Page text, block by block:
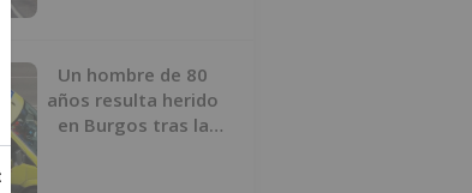
Un hombre de 80
años resulta herido
en Burgos tras la